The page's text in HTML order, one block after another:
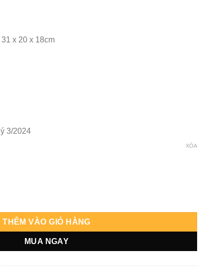
31 x 20 x 18cm
3/2024
XÓA
THÊM VÀO GIỎ HÀNG
MUA NGAY